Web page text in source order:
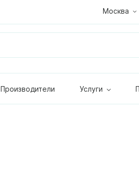
Москва
Производители Услуги